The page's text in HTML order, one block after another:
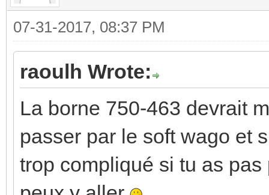
07-31-2017, 08:37 PM
raoulh Wrote:
La borne 750-463 devrait
passer par le soft wago et
trop compliqué si tu as